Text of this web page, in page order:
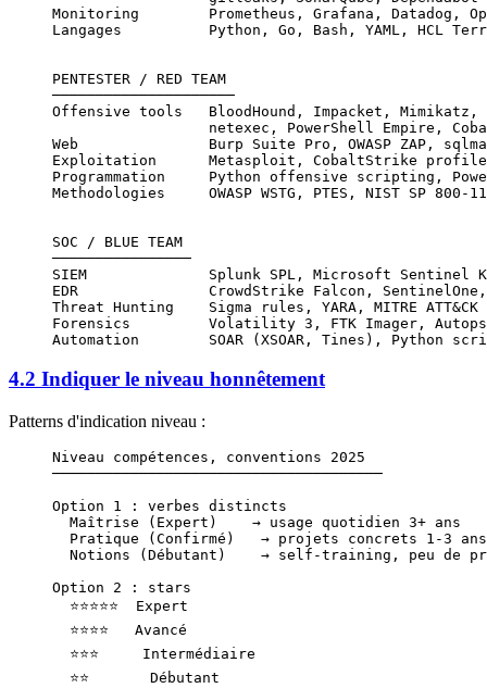
Monitoring        Prometheus, Grafana, Datadog,
Langages          Python, Go, Bash, YAML, HCL
PENTESTER / RED TEAM
─────────────────────
Offensive tools   BloodHound, Impacket, Mimikatz,
netexec, PowerShell Empire,
Web               Burp Suite Pro, OWASP ZAP,
Exploitation      Metasploit, CobaltStrike
Programmation     Python offensive scripting,
Methodologies     OWASP WSTG, PTES, NIST SP 800-
SOC / BLUE TEAM
────────────────
SIEM              Splunk SPL, Microsoft Sentinel
EDR               CrowdStrike Falcon, SentinelOne,
Threat Hunting    Sigma rules, YARA, MITRE ATT&CK
Forensics         Volatility 3, FTK Imager,
Automation        SOAR (XSOAR, Tines), Python
4.2 Indiquer le niveau honnêtement
Patterns d'indication niveau :
Niveau compétences, conventions 2025
──────────────────────────────────────
Option 1 : verbes distincts
  Maîtrise (Expert)    → usage quotidien 3+ ans
  Pratique (Confirmé)   → projets concrets 1-3 ans
Notions (Débutant)    → self-training, peu de
Option 2 : stars
  ⭐⭐⭐⭐⭐  Expert
  ⭐⭐⭐⭐   Avancé
  ⭐⭐⭐     Intermédiaire
  ⭐⭐       Débutant